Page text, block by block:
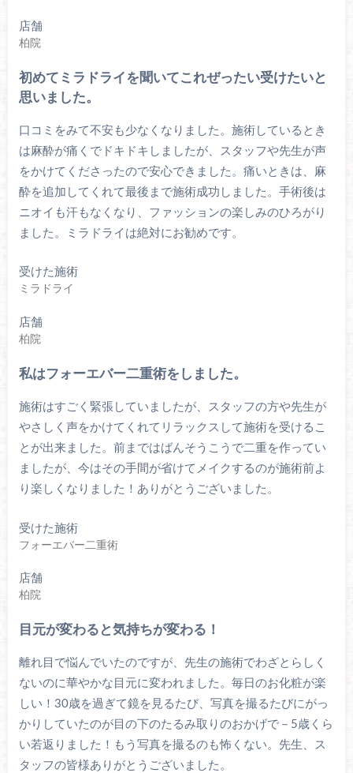
店舗
柏院
初めてミラドライを聞いてこれぜったい受けたいと
思いました。
口コミをみて不安も少なくなりました。施術しているとき
は麻酔が痛くでドキドキしましたが、スタッフや先生が声
をかけてくださったので安心できました。痛いときは、麻
酔を追加してくれて最後まで施術成功しました。手術後は
ニオイも汗もなくなり、ファッションの楽しみのひろがり
ました。ミラドライは絶対にお勧めです。
受けた施術
ミラドライ
店舗
柏院
私はフォーエバー二重術をしました。
施術はすごく緊張していましたが、スタッフの方や先生が
やさしく声をかけてくれてリラックスして施術を受けるこ
とが出来ました。前まではばんそうこうで二重を作ってい
ましたが、今はその手間が省けてメイクするのが施術前よ
り楽しくなりました！ありがとうございました。
受けた施術
フォーエバー二重術
店舗
柏院
目元が変わると気持ちが変わる！
離れ目で悩んでいたのですが、先生の施術でわざとらしく
ないのに華やかな目元に変われました。毎日のお化粧が楽
しい！30歳を過ぎて鏡を見るたび、写真を撮るたびにがっ
かりしていたのが目の下のたるみ取りのおかげで－5歳くら
い若返りました！もう写真を撮るのも怖くない。先生、ス
タッフの皆様ありがとうございました。